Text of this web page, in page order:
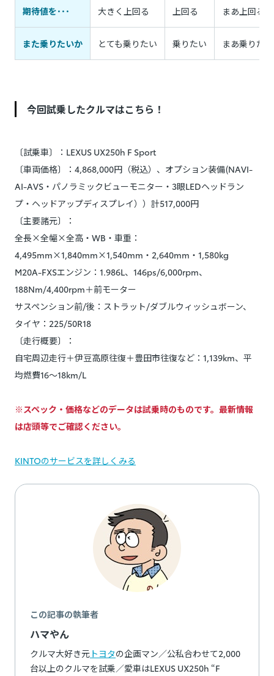
期待値を･･･ 大きく上回る 上回る まあ上回る
また乗りたいか とても乗りたい 乗りたい まあ乗りたい
今回試乗したクルマはこちら！
〔試乗車〕：LEXUS UX250h F Sport
〔車両価格〕：4,868,000円（税込）、オプション装備(NAVI-
AI-AVS・パノラミックビューモニター・3眼LEDヘッドラン
プ・ヘッドアップディスプレイ））計517,000円
〔主要諸元〕：
全長×全幅×全高・WB・車重：
4,495mm×1,840mm×1,540mm・2,640mm・1,580kg
M20A-FXSエンジン：1.986L、146ps/6,000rpm、
188Nm/4,400rpm＋前モーター
サスペンション前/後：ストラット/ダブルウィッシュボーン、
タイヤ：225/50R18
〔走行概要〕：
自宅周辺走行＋伊豆高原往復＋豊田市往復など：1,139km、平
均燃費16～18km/L
※スペック・価格などのデータは試乗時のものです。最新情報
は店頭等でご確認ください。
KINTOのサービスを詳しくみる
この記事の執筆者
ハマやん
クルマ大好き元 トヨタの企画マン／公私合わせて2,000
台以上のクルマを試乗／愛車はLEXUS UX250h “F